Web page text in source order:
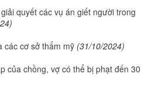
quyết các vụ án giết người trong
các cơ sở thẩm mỹ (31/10/2024)
của chồng, vợ có thể bị phạt đến 30